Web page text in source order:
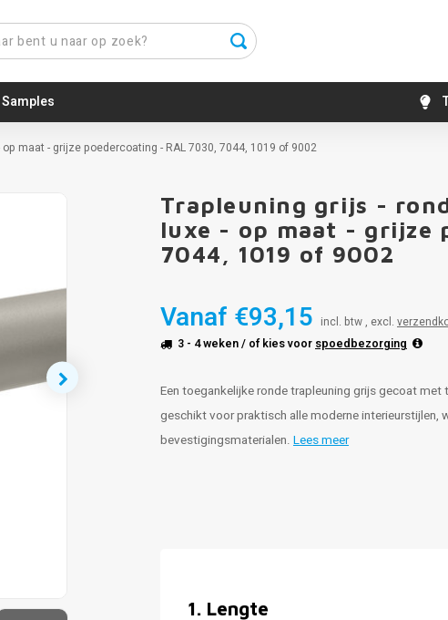
Samples
maat - grijze poedercoating - RAL 7030, 7044, 1019 of 9002
Trapleuning grijs -
luxe - op maat - grijze
7044, 1019 of 9002
Vanaf €93,15 incl. btw , excl.
3 - 4 weken/ of kies voor spoedbezorging
Een toegankelijke ronde trapleuning grijs gecoat
geschikt voor praktisch alle moderne interieurstijlen,
bevestigingsmaterialen. Lees meer
1. Lengte